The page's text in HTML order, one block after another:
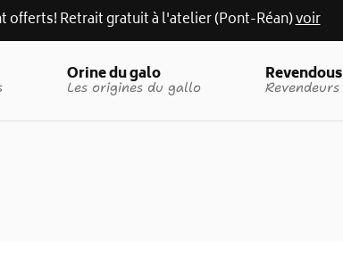
offerts! Retrait gratuit à l'atelier (Pont-Réan)voir
Orine du galo
Les origines du gallo
Revendous
Revendeurs